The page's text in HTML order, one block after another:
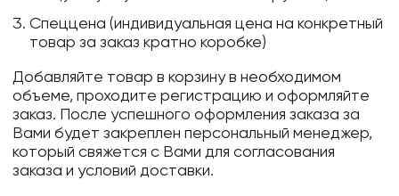
Спеццена (индивидуальная цена на конкретный
товар за заказ кратно коробке)
Добавляйте товар в корзину в необходимом
объеме, проходите регистрацию и оформляйте
заказ. После успешного оформления заказа за
Вами будет закреплен персональный менеджер,
который свяжется с Вами для согласования
заказа и условий доставки.